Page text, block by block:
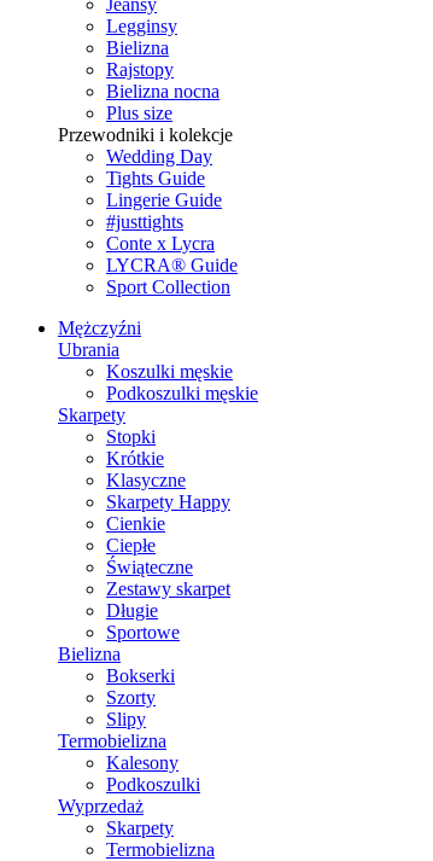
Jeansy
Legginsy
Bielizna
Rajstopy
Bielizna nocna
Plus size
Przewodniki i kolekcje
Wedding Day
Tights Guide
Lingerie Guide
#justtights
Conte x Lycra
LYCRA® Guide
Sport Сollection
Mężczyźni
Ubrania
Koszulki męskie
Podkoszulki męskie
Skarpety
Stopki
Krótkie
Klasyczne
Skarpety Happy
Cienkie
Ciepłe
Świąteczne
Zestawy skarpet
Długie
Sportowe
Bielizna
Bokserki
Szorty
Slipy
Termobielizna
Kalesony
Podkoszulki
Wyprzedaż
Skarpety
Termobielizna